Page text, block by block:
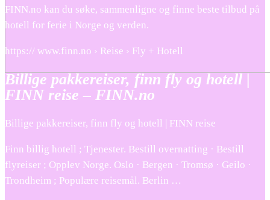
FINN.no kan du søke, sammenligne og finne beste tilbud på
hotell for ferie i Norge og verden.
https:// www.finn.no › Reise › Fly + Hotell
Billige pakkereiser, finn fly og hotell |
FINN reise – FINN.no
Billige pakkereiser, finn fly og hotell | FINN reise
Finn billig hotell ; Tjenester. Bestill overnatting · Bestill
flyreiser ; Opplev Norge. Oslo · Bergen · Tromsø · Geilo ·
Trondheim ; Populære reisemål. Berlin …